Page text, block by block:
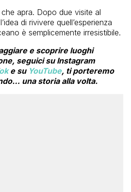
apra. Dopo due visite al
di rivivere quell’esperienza
è semplicemente irresistibile.
e scoprire luoghi
seguici su Instagram
e su YouTube, ti porteremo
una storia alla volta.